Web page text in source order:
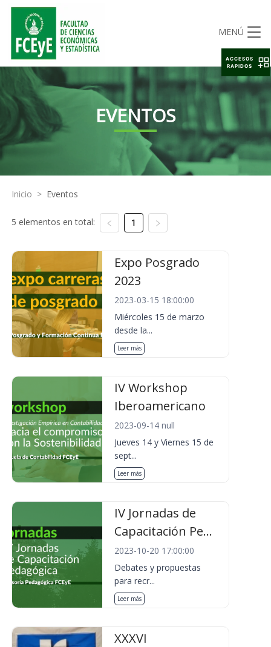
MENÚ
EVENTOS
Inicio > Eventos
5 elementos en total: 1
Expo Posgrado
2023
2023-03-15 18:00:00
Miércoles 15 de marzo
desde la...
Leer más
IV Workshop
Iberoamericano
2023-09-14 null
Jueves 14 y Viernes 15 de
sept...
Leer más
IV Jornadas de
Capacitación Pe...
2023-10-20 17:00:00
Debates y propuestas
para recr...
Leer más
XXXVI
ACCESOS
RAPIDOS